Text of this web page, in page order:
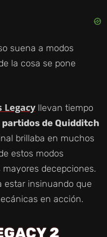
suena a modos
la cosa se pone
Legacy llevan tiempo
partidos de Quidditch
brillaba en muchos
estos modos
decepciones.
estar insinuando que
en acción.
2